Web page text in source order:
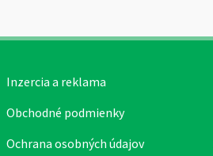
Inzercia a reklama
Obchodné podmienky
Ochrana osobných údajov